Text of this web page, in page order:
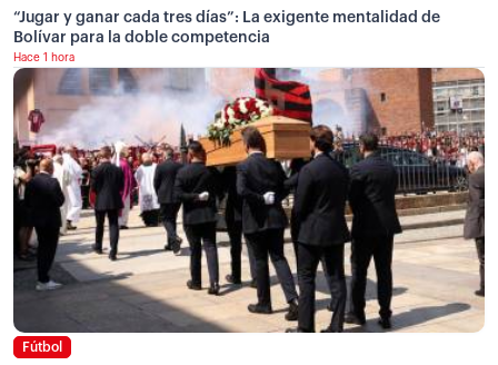
“Jugar y ganar cada tres días”: La exigente mentalidad de
Bolívar para la doble competencia
Hace 1 hora
Fútbol